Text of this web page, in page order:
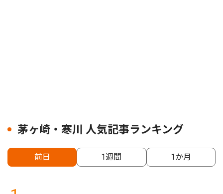
茅ヶ崎・寒川 人気記事ランキング
前日 1週間 1か月